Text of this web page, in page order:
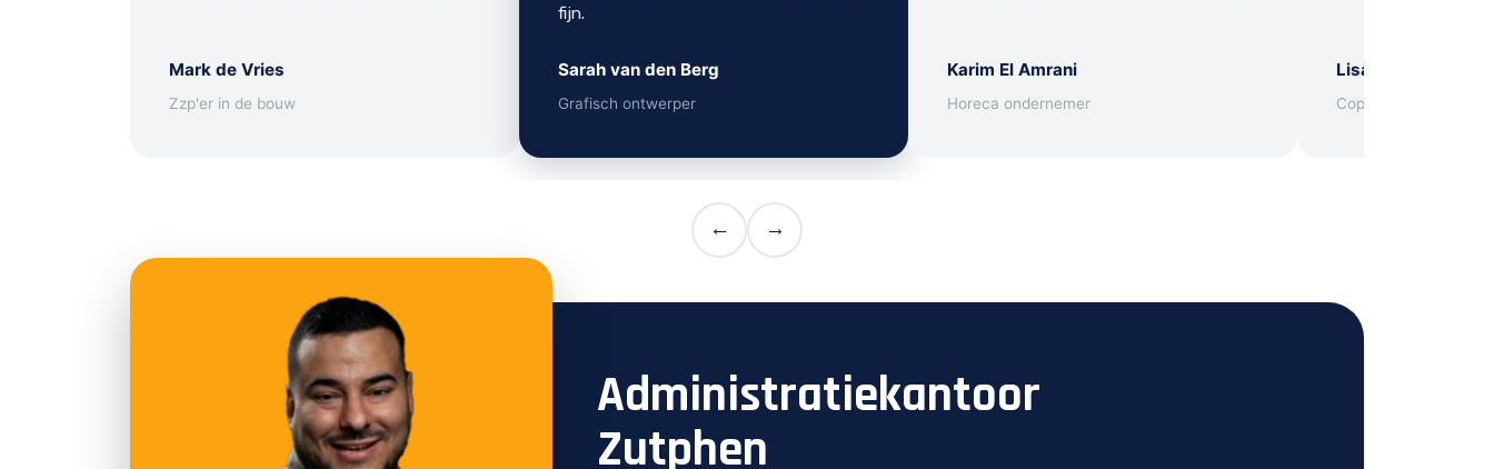
Mark de Vries
Zzp'er in de bouw
fijn.
Sarah van den Berg
Grafisch ontwerper
Karim El Amrani
Horeca ondernemer
Lisa Janssen
Copywriter
← →
Administratiekantoor
Zutphen